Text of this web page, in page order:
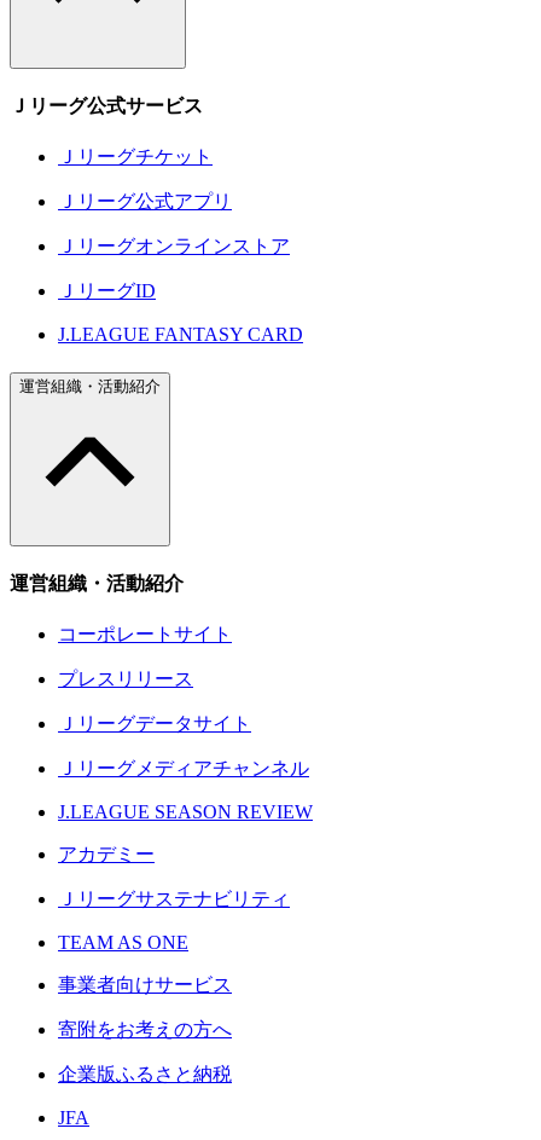
Ｊリーグ公式サービス
Ｊリーグチケット
Ｊリーグ公式アプリ
Ｊリーグオンラインストア
ＪリーグID
J.LEAGUE FANTASY CARD
運営組織・活動紹介
運営組織・活動紹介
コーポレートサイト
プレスリリース
Ｊリーグデータサイト
Ｊリーグメディアチャンネル
J.LEAGUE SEASON REVIEW
アカデミー
Ｊリーグサステナビリティ
TEAM AS ONE
事業者向けサービス
寄附をお考えの方へ
企業版ふるさと納税
JFA